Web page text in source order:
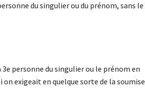
du singulier ou du prénom, sans le
personne du singulier ou le prénom en
on exigeait en quelque sorte de la soumise